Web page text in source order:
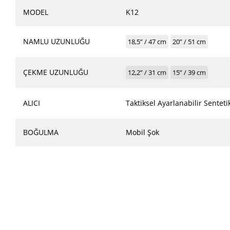
MODEL K12
NAMLU UZUNLUĞU 18,5” / 47 cm 20” / 51 cm
ÇEKME UZUNLUĞU 12,2” / 31 cm 15” / 39 cm
ALICI Taktiksel Ayarlanabilir
BOĞULMA Mobil Şok